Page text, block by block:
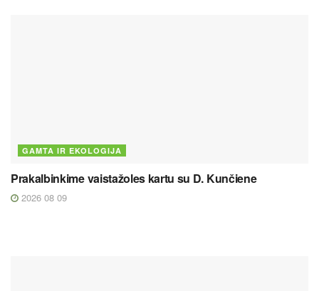
GAMTA IR EKOLOGIJA
Prakalbinkime vaistažoles kartu su D. Kunčiene
2026 08 09